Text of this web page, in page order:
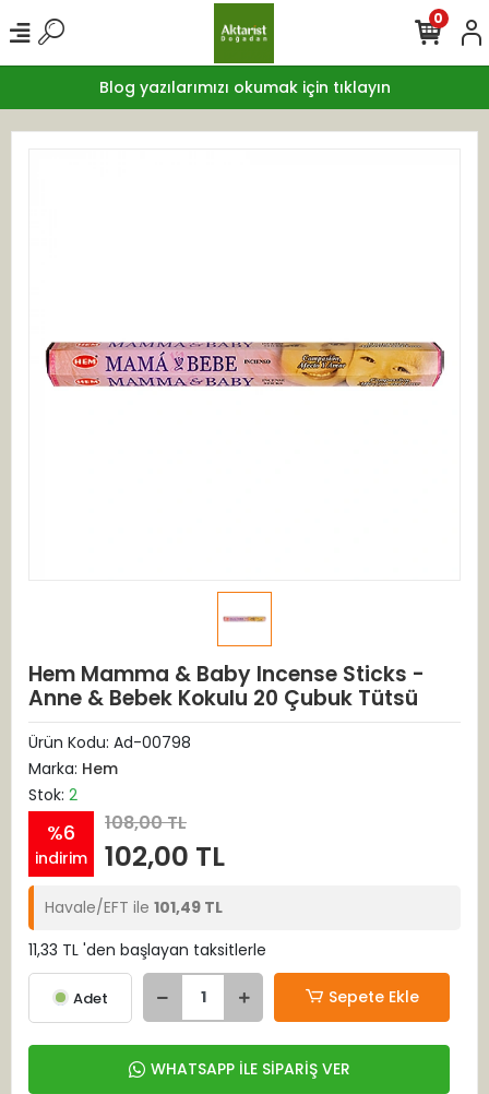
Blog yazılarımızı okumak için tıklayın
0
Hem Mamma & Baby Incense Sticks -
Anne & Bebek Kokulu 20 Çubuk Tütsü
Ürün Kodu: Ad-00798
Marka: Hem
Stok: 2
%6
indirim
108,00 TL
102,00 TL
Havale/EFT ile 101,49 TL
11,33 TL 'den başlayan taksitlerle
Adet Sepete Ekle
WHATSAPP İLE SİPARİŞ VER